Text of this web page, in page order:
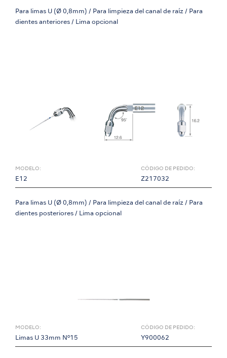
Para limas U (Ø 0,8mm) / Para limpieza del canal de raíz / Para
dientes anteriores / Lima opcional
MODELO:
E12
CÓDIGO DE PEDIDO:
Z217032
Para limas U (Ø 0,8mm) / Para limpieza del canal de raíz / Para
dientes posteriores / Lima opcional
MODELO:
Limas U 33mm Nº15
CÓDIGO DE PEDIDO:
Y900062